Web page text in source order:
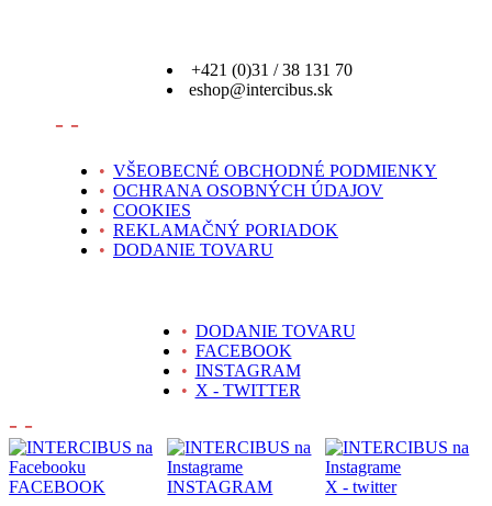
+421 (0)31 / 38 131 70
eshop@intercibus.sk
- -
• VŠEOBECNÉ OBCHODNÉ PODMIENKY
• OCHRANA OSOBNÝCH ÚDAJOV
• COOKIES
• REKLAMAČNÝ PORIADOK
• DODANIE TOVARU
• DODANIE TOVARU
• FACEBOOK
• INSTAGRAM
• X - TWITTER
- -
FACEBOOK INSTAGRAM
X - twitter